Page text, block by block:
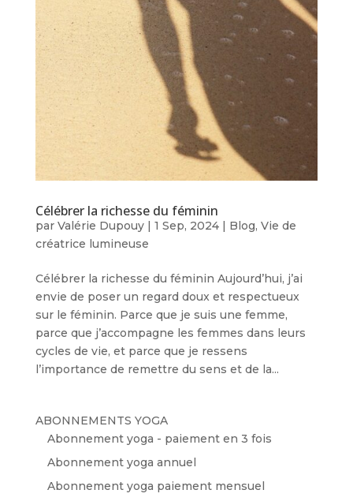
Célébrer la richesse du féminin
par Valérie Dupouy| 1 Sep, 2024| Blog, Vie de
créatrice lumineuse
Célébrer la richesse du féminin Aujourd’hui, j’ai
envie de poser un regard doux et respectueux
sur le féminin. Parce que je suis une femme,
parce que j’accompagne les femmes dans leurs
cycles de vie, et parce que je ressens
l’importance de remettre du sens et de la...
ABONNEMENTS YOGA
Abonnement yoga - paiement en 3 fois
Abonnement yoga annuel
Abonnement yoga paiement mensuel